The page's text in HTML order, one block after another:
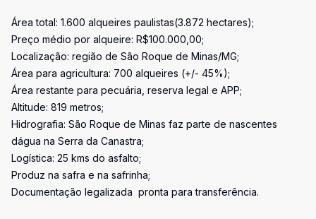
Área total: 1.600 alqueires paulistas(3.872 hectares);
Preço médio por alqueire: R$100.000,00;
Localização: região de São Roque de Minas/MG;
Área para agricultura: 700 alqueires (+/- 45%);
Área restante para pecuária, reserva legal e APP;
Altitude: 819 metros;
Hidrografia: São Roque de Minas faz parte de nascentes
dágua na Serra da Canastra;
Logística: 25 kms do asfalto;
Produz na safra e na safrinha;
Documentação legalizada  pronta para transferência.